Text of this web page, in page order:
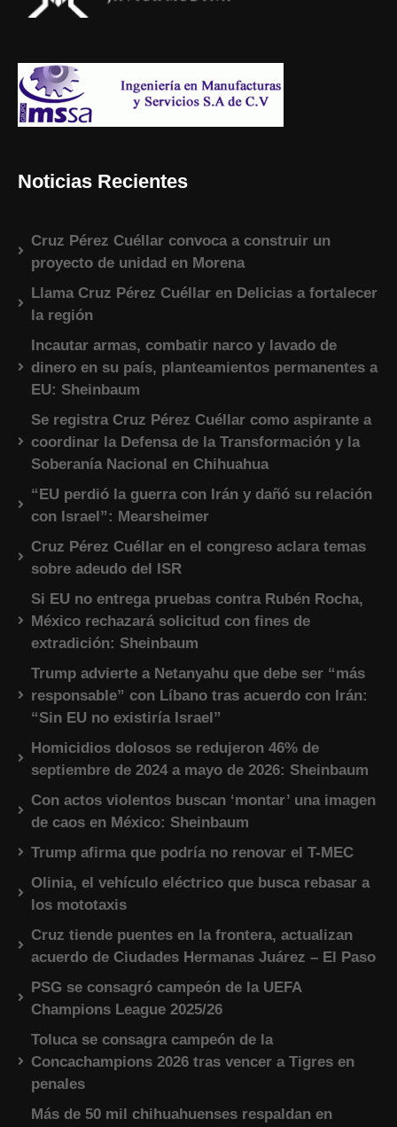
Noticias Recientes
Cruz Pérez Cuéllar convoca a construir un
proyecto de unidad en Morena
Llama Cruz Pérez Cuéllar en Delicias a fortalecer
la región
Incautar armas, combatir narco y lavado de
dinero en su país, planteamientos permanentes a
EU: Sheinbaum
Se registra Cruz Pérez Cuéllar como aspirante a
coordinar la Defensa de la Transformación y la
Soberanía Nacional en Chihuahua
“EU perdió la guerra con Irán y dañó su relación
con Israel”: Mearsheimer
Cruz Pérez Cuéllar en el congreso aclara temas
sobre adeudo del ISR
Si EU no entrega pruebas contra Rubén Rocha,
México rechazará solicitud con fines de
extradición: Sheinbaum
Trump advierte a Netanyahu que debe ser “más
responsable” con Líbano tras acuerdo con Irán:
“Sin EU no existiría Israel”
Homicidios dolosos se redujeron 46% de
septiembre de 2024 a mayo de 2026: Sheinbaum
Con actos violentos buscan ‘montar’ una imagen
de caos en México: Sheinbaum
Trump afirma que podría no renovar el T-MEC
Olinia, el vehículo eléctrico que busca rebasar a
los mototaxis
Cruz tiende puentes en la frontera, actualizan
acuerdo de Ciudades Hermanas Juárez – El Paso
PSG se consagró campeón de la UEFA
Champions League 2025/26
Toluca se consagra campeón de la
Concachampions 2026 tras vencer a Tigres en
penales
Más de 50 mil chihuahuenses respaldan en